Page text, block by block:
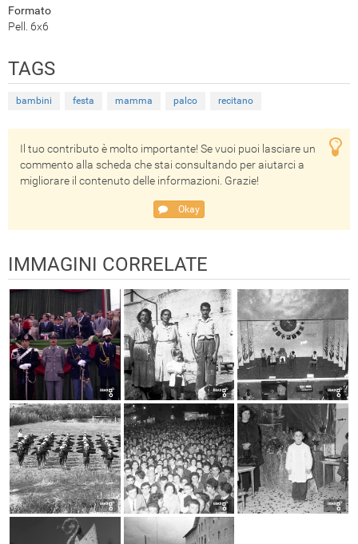
Formato
Pell. 6x6
TAGS
bambini festa mamma palco recitano
Il tuo contributo è molto importante! Se vuoi puoi lasciare un
commento alla scheda che stai consultando per aiutarci a
migliorare il contenuto delle informazioni. Grazie!
Okay
IMMAGINI CORRELATE